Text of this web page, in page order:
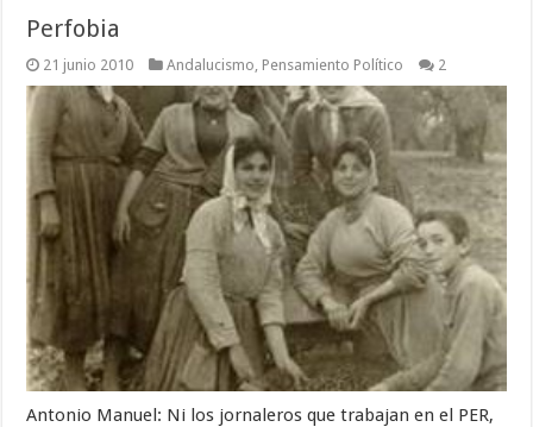
Perfobia
21 junio 2010 Andalucismo Pensamiento Político 2
Antonio Manuel: Ni los jornaleros que trabajan en el PER,